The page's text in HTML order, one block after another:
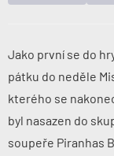
Jako první se do
pátku do neděle
kterého se
byl nasazen do
soupeře Piranhas